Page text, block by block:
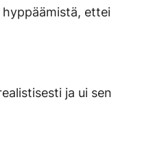
ettei
ja ui sen